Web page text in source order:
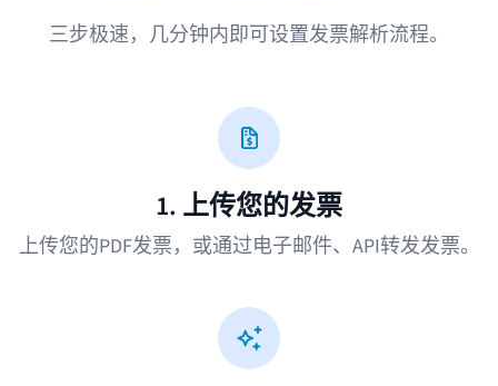
三步极速，几分钟内即可设置发票解析流程。
1. 上传您的发票
上传您的PDF发票，或通过电子邮件、API转发发票。